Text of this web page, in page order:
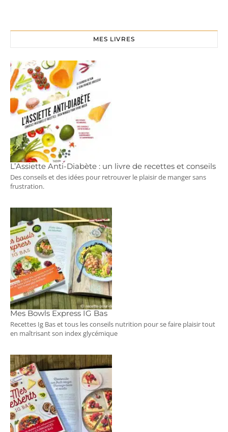
MES LIVRES
L’Assiette Anti-Diabète : un livre de recettes et conseils
Des conseils et des idées pour retrouver le plaisir de manger sans
frustration.
Mes Bowls Express IG Bas
Recettes Ig Bas et tous les conseils nutrition pour se faire plaisir tout
en maîtrisant son index glycémique